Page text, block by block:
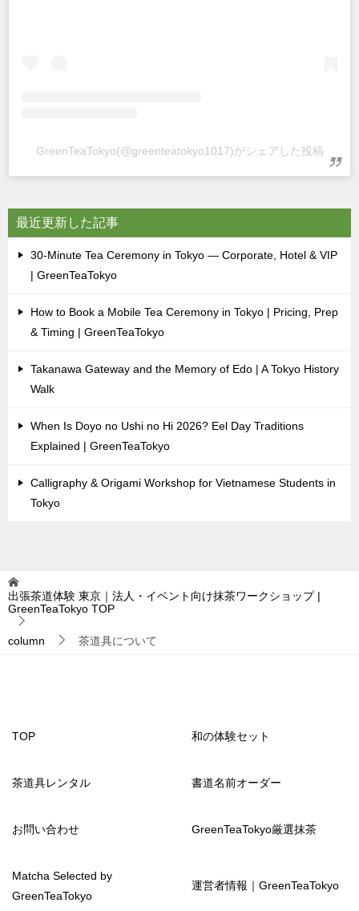
GreenTeaTokyo(@greenteatokyo1017)がシェアした投稿
最近更新した記事
30-Minute Tea Ceremony in Tokyo — Corporate, Hotel & VIP
| GreenTeaTokyo
How to Book a Mobile Tea Ceremony in Tokyo | Pricing, Prep
& Timing | GreenTeaTokyo
Takanawa Gateway and the Memory of Edo | A Tokyo History
Walk
When Is Doyo no Ushi no Hi 2026? Eel Day Traditions
Explained | GreenTeaTokyo
Calligraphy & Origami Workshop for Vietnamese Students in
Tokyo
出張茶道体験 東京｜法人・イベント向け抹茶ワークショップ |
GreenTeaTokyo TOP
column 茶道具について
TOP 和の体験セット
茶道具レンタル 書道名前オーダー
お問い合わせ GreenTeaTokyo厳選抹茶
Matcha Selected by
GreenTeaTokyo
運営者情報｜GreenTeaTokyo